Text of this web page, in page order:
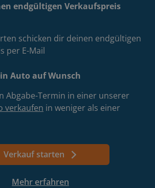
endgültigen Verkaufspreis
schicken dir deinen endgültigen
per E-Mail
Auto auf Wunsch
Abgabe-Termin in einer unserer
verkaufen in weniger als einer
Verkauf starten
Mehr erfahren